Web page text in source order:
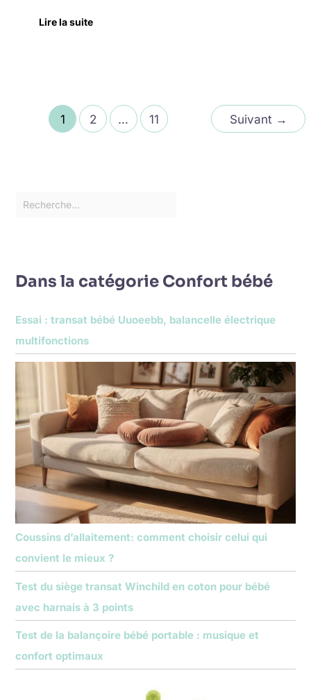
Lire la suite
1 2 … 11 Suivant →
Dans la catégorie Confort bébé
Essai : transat bébé Uuoeebb, balancelle électrique
multifonctions
Coussins d’allaitement: comment choisir celui qui
convient le mieux ?
Test du siège transat Winchild en coton pour bébé
avec harnais à 3 points
Test de la balançoire bébé portable : musique et
confort optimaux